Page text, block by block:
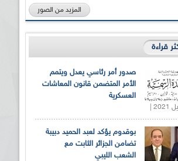
المزيد من الصور
قراءة
صدور أمر رئاسي يعدل ويتمم
الأمر المتضمن قانون المعاشات
العسكرية
بوقدوم يؤكد لعبد الحميد دبيبة
تضامن الجزائر الثابت مع
الشعب الليبي